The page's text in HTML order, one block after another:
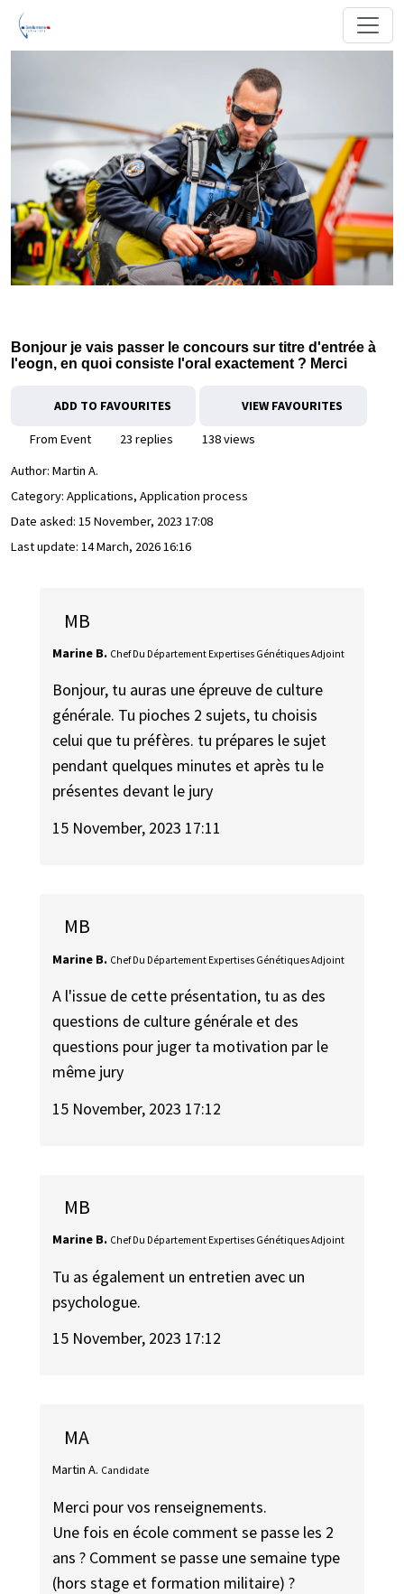
Bonjour je vais passer le concours sur titre d'entrée à
l'eogn, en quoi consiste l'oral exactement ? Merci
ADD TO FAVOURITES VIEW FAVOURITES
From Event 23 replies
138 views
Author: Martin A.
Category: Applications, Application process
Date asked: 15 November, 2023 17:08
Last update: 14 March, 2026 16:16
MB
Marine B. Chef Du Département Expertises Génétiques Adjoint
Bonjour, tu auras une épreuve de culture
générale. Tu pioches 2 sujets, tu choisis
celui que tu préfères. tu prépares le sujet
pendant quelques minutes et après tu le
présentes devant le jury
15 November, 2023 17:11
MB
Marine B. Chef Du Département Expertises Génétiques Adjoint
A l'issue de cette présentation, tu as des
questions de culture générale et des
questions pour juger ta motivation par le
même jury
15 November, 2023 17:12
MB
Marine B. Chef Du Département Expertises Génétiques Adjoint
Tu as également un entretien avec un
psychologue.
15 November, 2023 17:12
MA
Martin A. Candidate
Merci pour vos renseignements.
Une fois en école comment se passe les 2
ans ? Comment se passe une semaine type
(hors stage et formation militaire) ?